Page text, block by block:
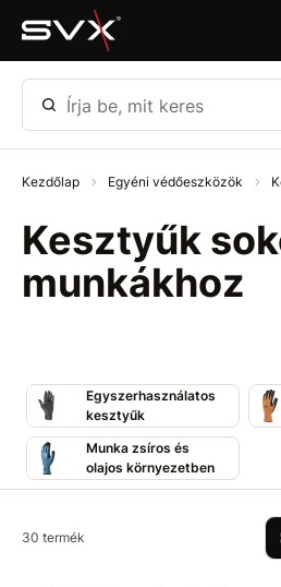
Ugrás az oldal fő részéhez
Írja be, mit keres
Kezdőlap Egyéni védőeszközök
Kesztyűk
munkákhoz
Egyszerhasználatos
kesztyűk
Munka zsíros és
olajos környezetben
30 termék